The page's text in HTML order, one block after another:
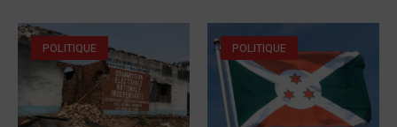
POLITIQUE POLITIQUE